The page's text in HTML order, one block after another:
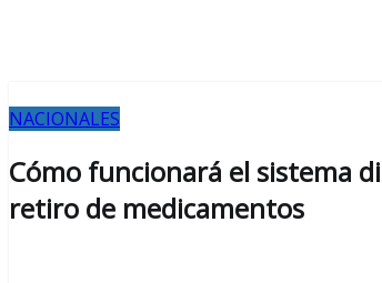
NACIONALES
Cómo funcionará el sistema
retiro de medicamentos